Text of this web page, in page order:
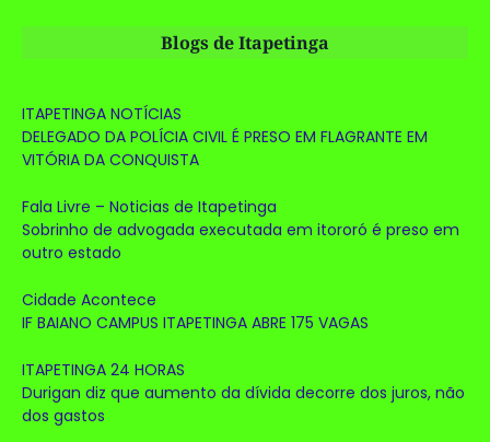
Blogs de Itapetinga
ITAPETINGA NOTÍCIAS
DELEGADO DA POLÍCIA CIVIL É PRESO EM FLAGRANTE EM
VITÓRIA DA CONQUISTA
Fala Livre – Noticias de Itapetinga
Sobrinho de advogada executada em itororó é preso em
outro estado
Cidade Acontece
IF BAIANO CAMPUS ITAPETINGA ABRE 175 VAGAS
ITAPETINGA 24 HORAS
Durigan diz que aumento da dívida decorre dos juros, não
dos gastos